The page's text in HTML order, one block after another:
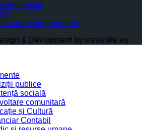
cu caracter personal
& Devlopment by vreausite.eu
publice
socială
comunitară
și Cultură
Contabil